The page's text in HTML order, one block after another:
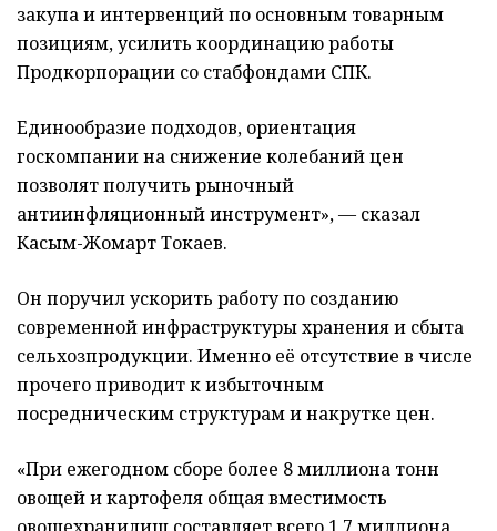
закупа и интервенций по основным товарным
позициям, усилить координацию работы
Продкорпорации со стабфондами СПК.
Единообразие подходов, ориентация
госкомпании на снижение колебаний цен
позволят получить рыночный
антиинфляционный инструмент», — сказал
Касым-Жомарт Токаев.
Он поручил ускорить работу по созданию
современной инфраструктуры хранения и сбыта
сельхозпродукции. Именно её отсутствие в числе
прочего приводит к избыточным
посредническим структурам и накрутке цен.
«При ежегодном сборе более 8 миллиона тонн
овощей и картофеля общая вместимость